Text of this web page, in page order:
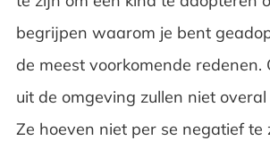
begrijpen waarom je bent
de meest voorkomende redenen.
uit de omgeving zullen niet
Ze hoeven niet per se negatief te